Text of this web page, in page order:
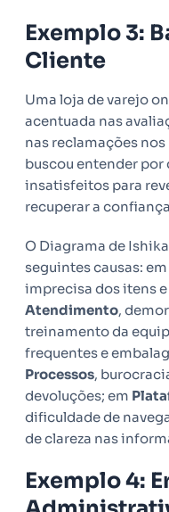
Exemplo 3:
Cliente
Uma loja de varejo
acentuada nas
nas reclamações
buscou entender por
insatisfeitos para
recuperar a
O Diagrama de
seguintes causas: em
imprecisa dos itens
Atendimento,
treinamento da
frequentes e
Processos,
devoluções; em
dificuldade de
de clareza nas
Exemplo 4: